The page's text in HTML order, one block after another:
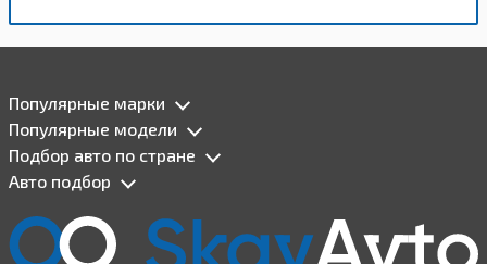
Популярные марки
Популярные модели
Подбор авто по стране
Авто подбор